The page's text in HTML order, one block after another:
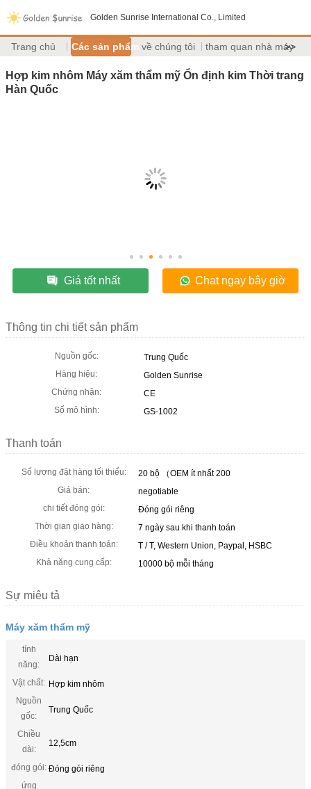
Golden Sunrise International Co., Limited
Trang chủ Các sản phẩm về chúng tôi tham quan nhà máy
>>
Hợp kim nhôm Máy xăm thẩm mỹ Ổn định kim Thời trang
Hàn Quốc
Giá tốt nhất Chat ngay bây giờ
Thông tin chi tiết sản phẩm
Nguồn gốc:
Trung Quốc
Hàng hiệu:
Golden Sunrise
Chứng nhận:
CE
Số mô hình:
GS-1002
Thanh toán
Số lượng đặt hàng tối thiểu:
20 bộ （OEM ít nhất 200
Giá bán:
negotiable
chi tiết đóng gói:
Đóng gói riêng
Thời gian giao hàng:
7 ngày sau khi thanh toán
Điều khoản thanh toán:
T / T, Western Union, Paypal, HSBC
Khả năng cung cấp:
10000 bộ mỗi tháng
Sự miêu tả
Máy xăm thẩm mỹ
tính
năng:
Dài hạn
Vật chất: Hợp kim nhôm
Nguồn
gốc:
Trung Quốc
Chiều
dài:
12,5cm
đóng gói: Đóng gói riêng
ứng